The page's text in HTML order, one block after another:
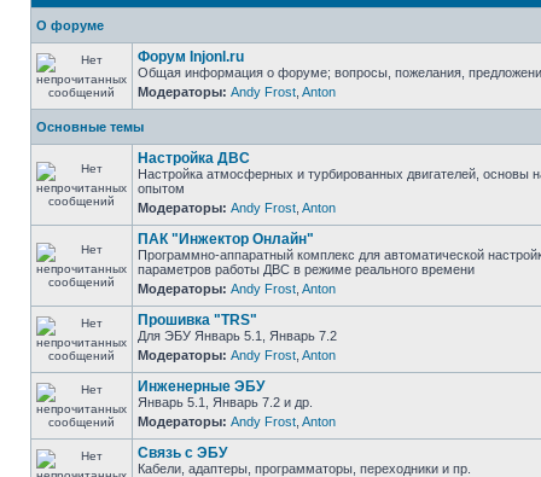
О форуме
Форум Injonl.ru
Общая информация о форуме; вопросы, пожелания,
Модераторы: Andy Frost Anton
Основные темы
Настройка ДВС
Настройка атмосферных и турбированных двигателей, основы
опытом
Модераторы: Andy Frost Anton
ПАК "Инжектор Онлайн"
Программно-аппаратный комплекс для автоматической
параметров работы ДВС в режиме реального времени
Модераторы: Andy Frost Anton
Прошивка "TRS"
Для ЭБУ Январь 5.1, Январь 7.2
Модераторы: Andy Frost Anton
Инженерные ЭБУ
Январь 5.1, Январь 7.2 и др.
Модераторы: Andy Frost Anton
Связь с ЭБУ
Кабели, адаптеры, программаторы, переходники и пр.